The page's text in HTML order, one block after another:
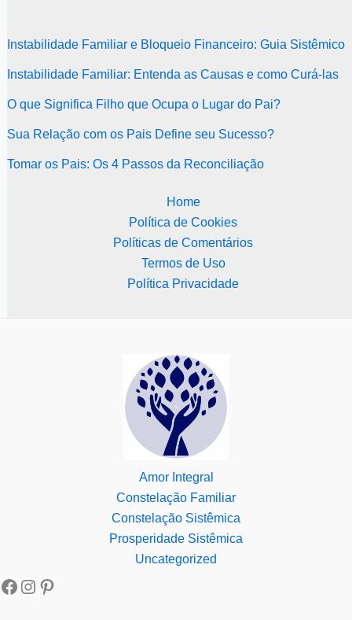
Instabilidade Familiar e Bloqueio Financeiro: Guia Sistêmico
Instabilidade Familiar: Entenda as Causas e como Curá-las
O que Significa Filho que Ocupa o Lugar do Pai?
Sua Relação com os Pais Define seu Sucesso?
Tomar os Pais: Os 4 Passos da Reconciliação
Home
Política de Cookies
Políticas de Comentários
Termos de Uso
Política Privacidade
Amor Integral
Constelação Familiar
Constelação Sistêmica
Prosperidade Sistêmica
Uncategorized